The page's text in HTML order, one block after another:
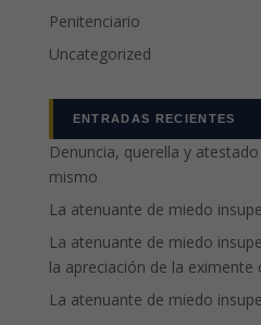
Penitenciario
Uncategorized
ENTRADAS RECIENTES
Denuncia, querella y
mismo
La atenuante de miedo
La atenuante de miedo
la apreciación de la eximente
La atenuante de miedo